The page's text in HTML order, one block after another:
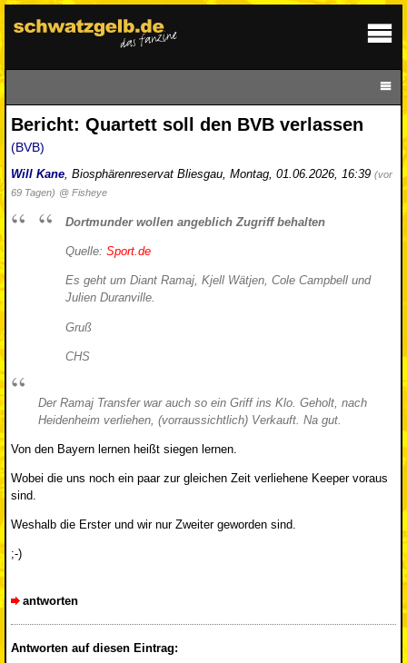
Bericht: Quartett soll den BVB verlassen
(BVB)
Will Kane, Biosphärenreservat Bliesgau, Montag, 01.06.2026, 16:39 (vor
69 Tagen) @ Fisheye
Dortmunder wollen angeblich Zugriff behalten
Quelle: Sport.de
Es geht um Diant Ramaj, Kjell Wätjen, Cole Campbell und
Julien Duranville.
Gruß
CHS
Der Ramaj Transfer war auch so ein Griff ins Klo. Geholt, nach
Heidenheim verliehen, (vorraussichtlich) Verkauft. Na gut.
Von den Bayern lernen heißt siegen lernen.
Wobei die uns noch ein paar zur gleichen Zeit verliehene Keeper voraus
sind.
Weshalb die Erster und wir nur Zweiter geworden sind.
;-)
antworten
Antworten auf diesen Eintrag: